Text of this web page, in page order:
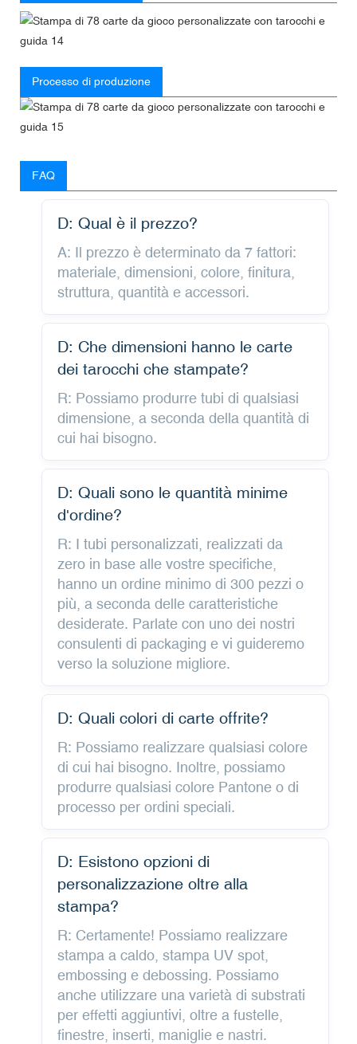
Processo di produzione
FAQ
D: Qual è il prezzo?
A: Il prezzo è determinato da 7 fattori:
materiale, dimensioni, colore, finitura,
struttura, quantità e accessori.
D: Che dimensioni hanno le carte
dei tarocchi che stampate?
R: Possiamo produrre tubi di qualsiasi
dimensione, a seconda della quantità di
cui hai bisogno.
D: Quali sono le quantità minime
d'ordine?
R: I tubi personalizzati, realizzati da
zero in base alle vostre specifiche,
hanno un ordine minimo di 300 pezzi o
più, a seconda delle caratteristiche
desiderate. Parlate con uno dei nostri
consulenti di packaging e vi guideremo
verso la soluzione migliore.
D: Quali colori di carte offrite?
R: Possiamo realizzare qualsiasi colore
di cui hai bisogno. Inoltre, possiamo
produrre qualsiasi colore Pantone o di
processo per ordini speciali.
D: Esistono opzioni di
personalizzazione oltre alla
stampa?
R: Certamente! Possiamo realizzare
stampa a caldo, stampa UV spot,
embossing e debossing. Possiamo
anche utilizzare una varietà di substrati
per effetti aggiuntivi, oltre a fustelle,
finestre, inserti, maniglie e nastri.